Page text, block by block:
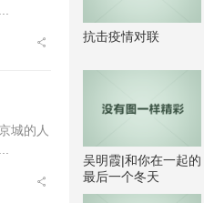
城的人
抗击疫情对联
吴明霞|和你在一起的
最后一个冬天